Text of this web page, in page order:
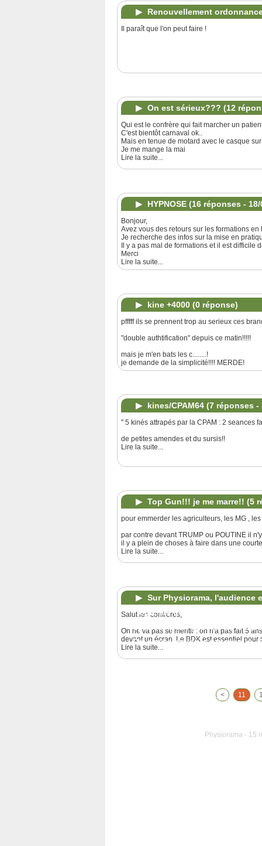
Renouvellement
Il paraît que l'on peut faire !
On est sérieux??? (12
Qui est le confrère qui fait marcher un
C'est bientôt carnaval ok..
Mais en tenue de motard avec le casque
Je me mange la mai
Lire la suite...
HYPNOSE (16 réponses - 18/
Bonjour,
Avez vous des retours sur les formations en
Je recherche des infos sur la mise en
Il y a pas mal de formations et il est difficile
Merci
Lire la suite...
kine +4000 (0 réponse)
pfffff ils se prennent trop au serieux ces
"double authtification" depuis ce matin!!!!!
mais je m'en bats les c........!
je demande de la simplicité!!!! MERDE!
kines/CPAM64 (7 réponses -
" 5 kinés attrapés par la CPAM : 2 seances
de petites amendes et du sursis!!
Lire la suite...
Top Gun!!! je me marre!! (5
pour emmerder les agriculteurs, les MG ,
par contre devant TRUMP ou POUTINE il
il y a plein de choses à faire dans une
Lire la suite...
Sur Physiorama, l'audience
"logiciels usines à gaz". Le
optimisé pour générer de
On a automatisé le processus.
Salut les confrères,
On ne va pas se mentir : on n'a pas fait 5
devant un écran. Le BDK est essentiel
Lire la suite...
< 11
Physiorama - 15